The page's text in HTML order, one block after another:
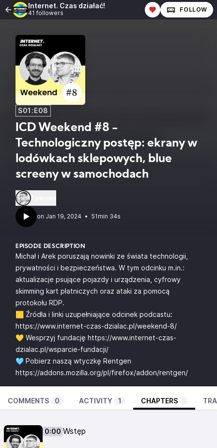
Internet. Czas działać!
41 followers FOLLOW
S01:E08
ICD Weekend #8 -
Technologiczny postęp: ekrany w
lodówkach sklepowych, blue
screeny w samochodach
• 51min 34s
EPISODE DESCRIPTION
Michał i Arek poruszają nowinki ze świata technologii,
prywatności i bezpieczeństwa. W tym odcinku m.in.:
aktualizacje psujące pojazdy i urządzenia, cyfrowy
skimming kart płatniczych oraz ataki za pomocą
protokołu RDP.
🟨 Źródła i linki uzupełniające odcinek podcastu:
https://www.internet-czas-dzialac.pl/weekend-8/
💛 Wesprzyj fundację https://www.internet-czas-
dzialac.pl/wsparcie-fundacji/
🩵 Pobierz naszą wtyczkę Rentgen
https://addons.mozilla.org/pl/firefox/addon/rentgen/
COMMENTS 0 ACTIVITY 1 CHAPTERS
0:00 Wstęp